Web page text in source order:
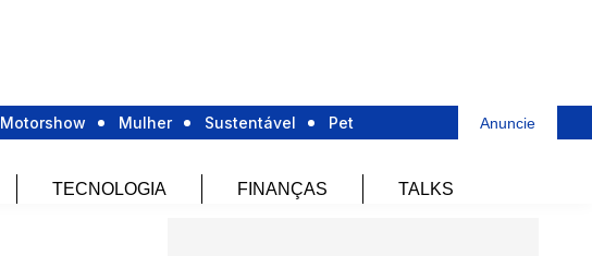
Motorshow Mulher Sustentável Pet Anuncie
TECNOLOGIA FINANÇAS TALKS